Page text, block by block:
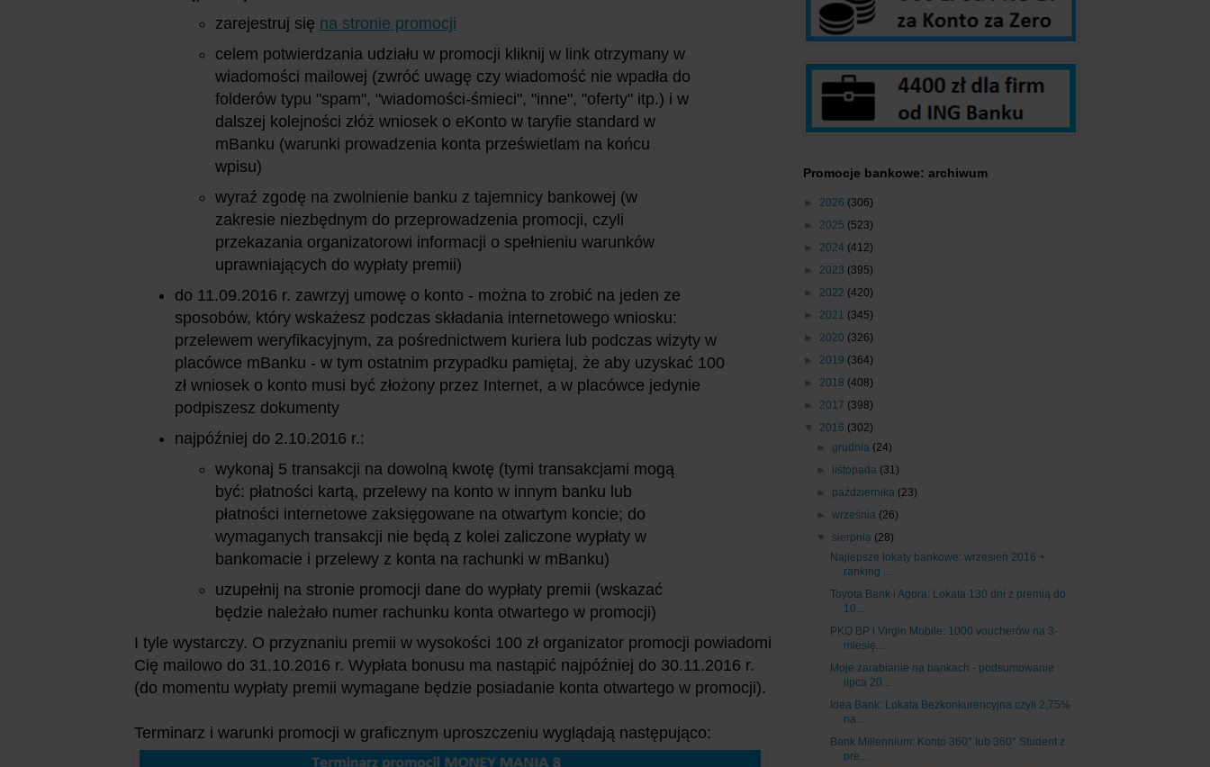
zarejestruj się na stronie promocji
celem potwierdzania udziału w promocji kliknij w link otrzymany w
wiadomości mailowej (zwróć uwagę czy wiadomość nie wpadła do
folderów typu "spam", "wiadomości-śmieci", "inne", "oferty" itp.) i w
dalszej kolejności złóż wniosek o eKonto w taryfie standard w
mBanku (warunki prowadzenia konta prześwietlam na końcu
wpisu)
wyraź zgodę na zwolnienie banku z tajemnicy bankowej (w
zakresie niezbędnym do przeprowadzenia promocji, czyli
przekazania organizatorowi informacji o spełnieniu warunków
uprawniających do wypłaty premii)
do 11.09.2016 r. zawrzyj umowę o konto - można to zrobić na jeden ze
sposobów, który wskażesz podczas składania internetowego wniosku:
przelewem weryfikacyjnym, za pośrednictwem kuriera lub podczas wizyty w
placówce mBanku - w tym ostatnim przypadku pamiętaj, że aby uzyskać 100
zł wniosek o konto musi być złożony przez Internet, a w placówce jedynie
podpiszesz dokumenty
najpóźniej do 2.10.2016 r.:
wykonaj 5 transakcji na dowolną kwotę (tymi transakcjami mogą
być: płatności kartą, przelewy na konto w innym banku lub
płatności internetowe zaksięgowane na otwartym koncie; do
wymaganych transakcji nie będą z kolei zaliczone wypłaty w
bankomacie i przelewy z konta na rachunki w mBanku)
uzupełnij na stronie promocji dane do wypłaty premii (wskazać
będzie należało numer rachunku konta otwartego w promocji)
I tyle wystarczy. O przyznaniu premii w wysokości 100 zł organizator promocji powiadomi
Cię mailowo do 31.10.2016 r. Wypłata bonusu ma nastąpić najpóźniej do 30.11.2016 r.
(do momentu wypłaty premii wymagane będzie posiadanie konta otwartego w promocji).
Terminarz i warunki promocji w graficznym uproszczeniu wyglądają następująco:
Promocje bankowe: archiwum
► 2026 (306)
► 2025 (523)
► 2024 (412)
► 2023 (395)
► 2022 (420)
► 2021 (345)
► 2020 (326)
► 2019 (364)
► 2018 (408)
► 2017 (398)
▼ 2016 (302)
►grudnia (24)
►
listopada (31)
► października (23)
►września (26)
▼ sierpnia (28)
Najlepsze lokaty bankowe: wrzesień 2016 +
ranking ...
Toyota Bank i Agora: Lokata 130 dni z premią do
10...
PKO BP i Virgin Mobile: 1000 voucherów na 3-
miesię...
Moje zarabianie na bankach - podsumowanie
lipca 20...
Idea Bank: Lokata Bezkonkurencyjna czyli 2,75%
na ...
Bank Millennium: Konto 360° lub 360° Student z
pre...